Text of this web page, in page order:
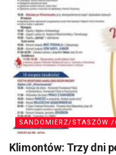
SANDOMIERZ/STASZÓW /
Klimontów: Trzy dni